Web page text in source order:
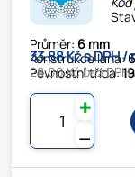
Průměr: 6 mm
Konstrukce lana:
Pevnostní třída:
33.88 Kč s DPH /
28.00 Kč bez DPH
⚊
✚